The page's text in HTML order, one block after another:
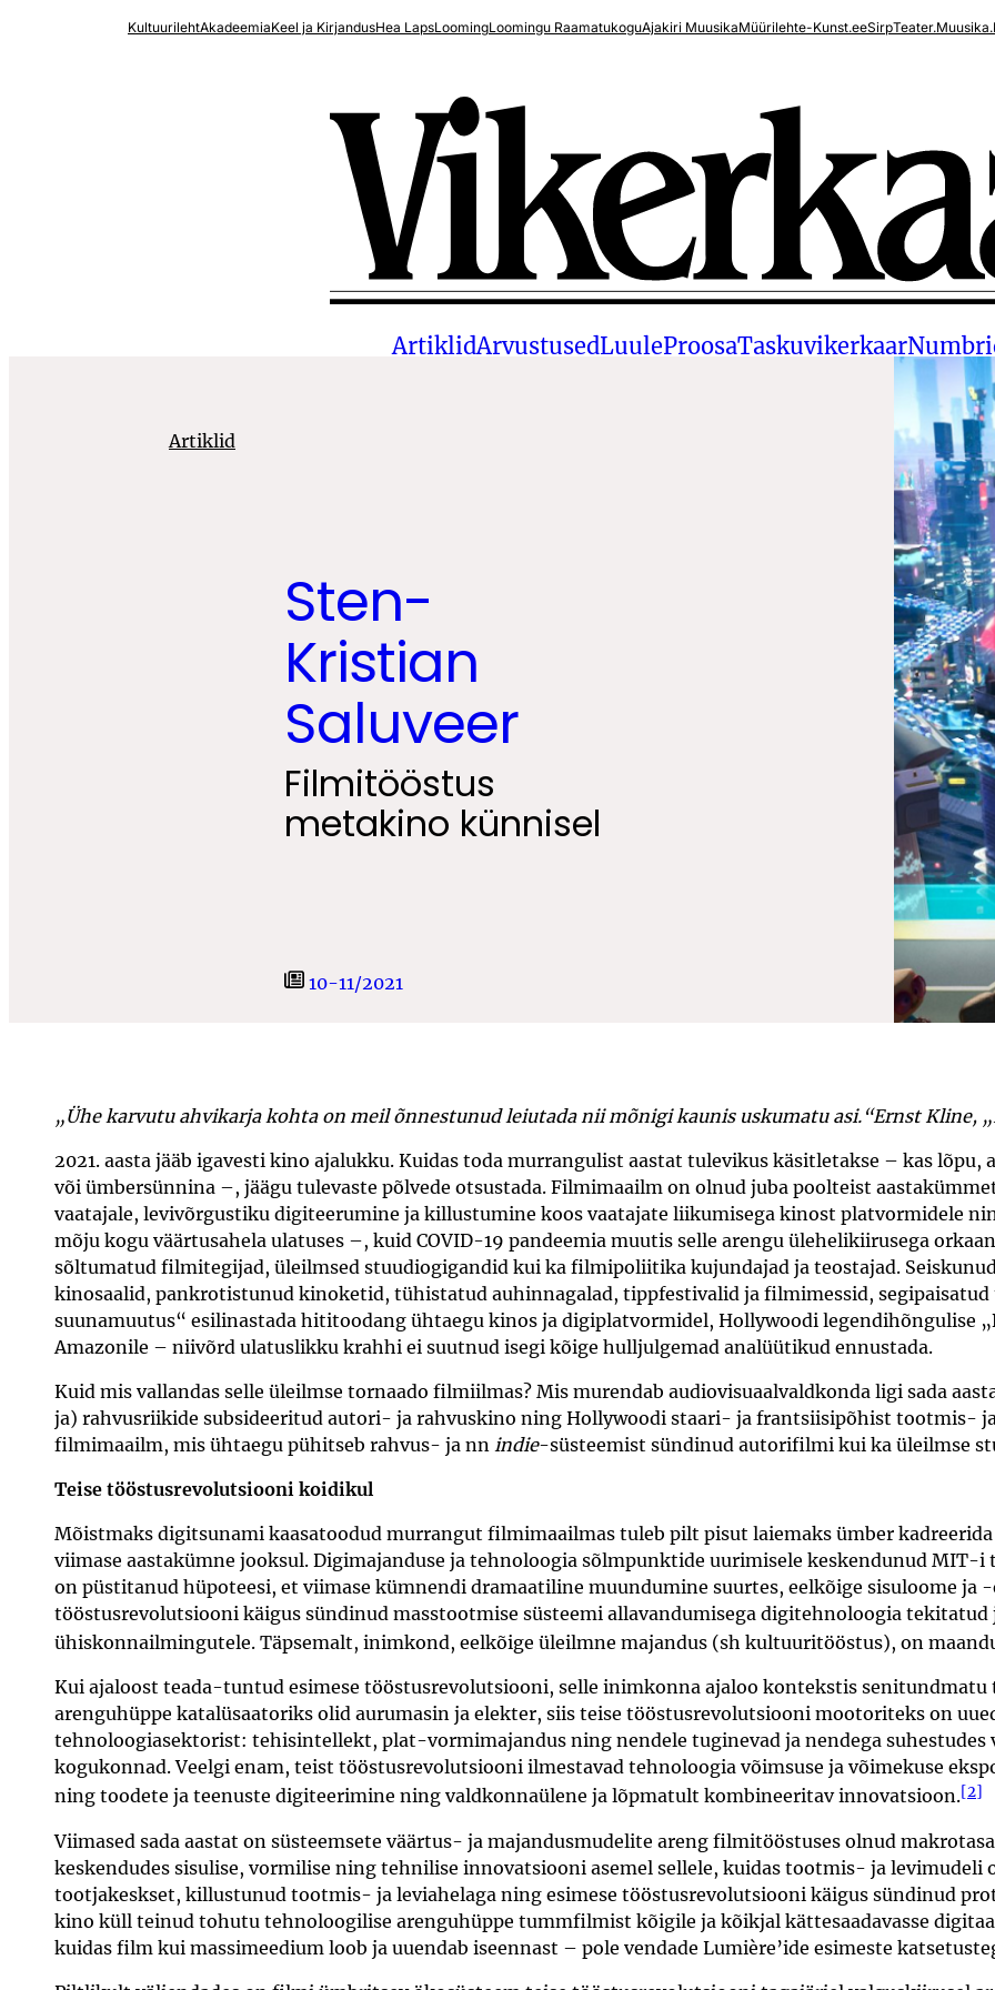
KultuurilehtAkadeemiaKeel ja KirjandusHea LapsLoomingLoomingu RaamatukoguAjakiri MuusikaMüürilehte-Kunst.eeSirp
ArtiklidArvustusedLuuleProosaTaskuvikerkaar
Artiklid
Sten-
Kristian
Saluveer
Filmitööstus
metakino künnisel
10-11/2021
„Ühe karvutu ahvikarja kohta on meil õnnestunud leiutada nii mõnigi kaunis uskumatu asi.“Ernst Kline,
2021. aasta jääb igavesti kino ajalukku. Kuidas toda murrangulist aastat tulevikus käsitletakse – kas
või ümbersünnina –, jäägu tulevaste põlvede otsustada. Filmimaailm on olnud juba poolteist
vaatajale, levivõrgustiku digiteerumine ja killustumine koos vaatajate liikumisega kinost platvormidele
mõju kogu väärtusahela ulatuses –, kuid COVID-19 pandeemia muutis selle arengu ülehelikiirusega
sõltumatud filmitegijad, üleilmsed stuudiogigandid kui ka filmipoliitika kujundajad ja teostajad.
kinosaalid, pankrotistunud kinoketid, tühistatud auhinnagalad, tippfestivalid ja filmimessid,
suunamuutus“ esilinastada hititoodang ühtaegu kinos ja digiplatvormidel, Hollywoodi legendihõngulise
Amazonile – niivõrd ulatuslikku krahhi ei suutnud isegi kõige hulljulgemad analüütikud ennustada.
Kuid mis vallandas selle üleilmse tornaado filmiilmas? Mis murendab audiovisuaalvaldkonda ligi sada
ja) rahvusriikide subsideeritud autori- ja rahvuskino ning Hollywoodi staari- ja frantsiisipõhist tootmis-
filmimaailm, mis ühtaegu pühitseb rahvus- ja nn indie-süsteemist sündinud autorifilmi kui ka üleilmse
Teise tööstusrevolutsiooni koidikul
Mõistmaks digitsunami kaasatoodud murrangut filmimaailmas tuleb pilt pisut laiemaks ümber
viimase aastakümne jooksul. Digimajanduse ja tehnoloogia sõlmpunktide uurimisele keskendunud MIT-i
on püstitanud hüpoteesi, et viimase kümnendi dramaatiline muundumine suurtes, eelkõige sisuloome ja
tööstusrevolutsiooni käigus sündinud masstootmise süsteemi allavandumisega digitehnoloogia
ühiskonnailmingutele. Täpsemalt, inimkond, eelkõige üleilmne majandus (sh kultuuritööstus), on
Kui ajaloost teada-tuntud esimese tööstusrevolutsiooni, selle inimkonna ajaloo kontekstis
arenguhüppe katalüsaatoriks olid aurumasin ja elekter, siis teise tööstusrevolutsiooni mootoriteks on
tehnoloogiasektorist: tehisintellekt, plat-vormimajandus ning nendele tuginevad ja nendega suhestudes
kogukonnad. Veelgi enam, teist tööstusrevolutsiooni ilmestavad tehnoloogia võimsuse ja võimekuse
ning toodete ja teenuste digiteerimine ning valdkonnaülene ja lõpmatult kombineeritav innovatsioon.[2]
Viimased sada aastat on süsteemsete väärtus- ja majandusmudelite areng filmitööstuses olnud
keskendudes sisulise, vormilise ning tehnilise innovatsiooni asemel sellele, kuidas tootmis- ja
tootjakeskset, killustunud tootmis- ja leviahelaga ning esimese tööstusrevolutsiooni käigus sündinud
kino küll teinud tohutu tehnoloogilise arenguhüppe tummfilmist kõigile ja kõikjal kättesaadavasse
kuidas film kui massimeedium loob ja uuendab iseennast – pole vendade Lumière’ide esimeste